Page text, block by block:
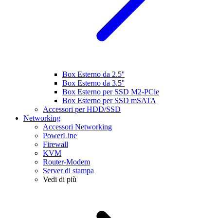
Box Esterno da 2.5''
Box Esterno da 3.5''
Box Esterno per SSD M2-PCie
Box Esterno per SSD mSATA
Accessori per HDD/SSD
Networking
Accessori Networking
PowerLine
Firewall
KVM
Router-Modem
Server di stampa
Vedi di più